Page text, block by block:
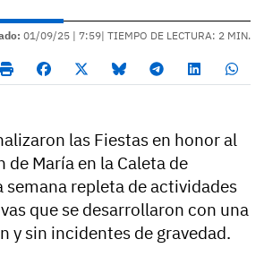
01/09/25 | 7:59| TIEMPO DE LECTURA: 2 MIN.
las Fiestas en honor al
de María en la Caleta de
semana repleta de actividades
que se desarrollaron con una
y sin incidentes de gravedad.